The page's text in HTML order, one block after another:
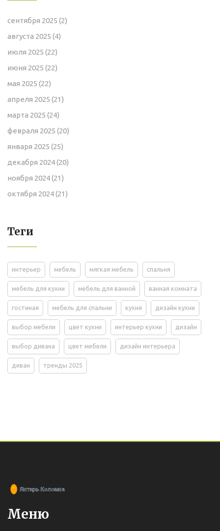
сентября 2025 (2)
августа 2025 (4)
июля 2025 (22)
июня 2025 (22)
мая 2025 (22)
апреля 2025 (21)
марта 2025 (24)
февраля 2025 (20)
января 2025 (25)
декабря 2024(20)
ноября 2024(21)
октября 2024(21)
Теги
интерьер мебель мягкая мебель спальня
мебель для кухни мебель для ванной ванная комната
гостиная мебель для спальни кухня дизайн кухни
выбор мебели цвет кухни интерьер кухни дизайн
выбор дивана цвет мебели дизайн интерьера
диван тренды 2025
Меню